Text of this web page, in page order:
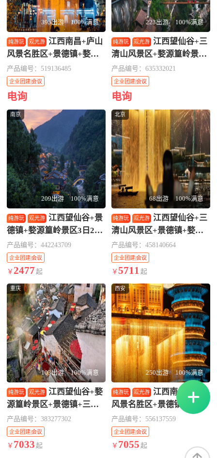
岭镇+望江亭日落
山+庐山+景德镇
城区酒店
395出游 100%满意
纯游玩 观光游
江西南昌+庐山
风景名胜区+景德镇+婺源
+三清山风景区+望仙谷6日
5晚私家团·【别再只盯着远
途了！江西才是被低估的宝
藏目的地】【暑期狂欢开
启！咨询客服立减至高100
0/单】 司导专车 婺女洲+望
仙+三清山+庐山+景德镇
产品编号：519136485
企业团建|会议
亲子研学（跟着课本）
电询
223出游 100%满意
纯游玩 观光游
江西望仙谷+三
清山风景区+婺源篁岭景区
3日2晚自由行·【端午暑期
出行咨询客服，下单享优
惠，福利不等人】8人小团
拼车游 网红望仙谷夜景+三
清山天下秀+四季晒秋人家
篁岭 宿1晚三清山山脚下酒
店+1晚婺源城区酒店
产品编号：635332021
企业团建|会议
亲子研学（跟着课本）
电询
南京
209出游 100%满意
纯游玩 观光游
江西望仙谷+景
德镇+婺源篁岭景区3日2晚
跟团游·12人小团含篁岭索
道住2晚婺源，望仙谷＆陶
瓷博物馆&雕塑瓷厂『篁
产品编号：442243709
企业团建|会议
亲子研学（跟着课本）
￥ 2477 起
北京
68出游 100%满意
纯游玩 观光游
江西望仙谷+三
清山风景区+景德镇+婺源
篁岭景区4日3晚私家团·
【别再观望！世遗景德镇！
咨询客服下单最高立减800
婺女洲 三清山·难易可调 景
德镇 篁岭 1晚三清山+2晚
婺源5钻
产品编号：458140664
企业团建|会议
亲子研学（跟着课本）
￥ 5711 起
重庆
103出游 100%满意
纯游玩 观光游
江西望仙谷+婺
源篁岭景区+景德镇+三清
山风景区5日4晚私家团·
【走遍大江南北，江西拖住
后腿，咨询客服下单立减至
产品编号：383277302
企业团建|会议
亲子研学（跟着课本）
￥ 7033 起
西安
250出游 100%满意
纯游玩 观光游
江西南昌+庐山
风景名胜区+景德镇+婺源
+三清山风景区+望仙谷5日
4晚私家团·【暑期热卖&避
暑胜地 咨询客服领至高优
惠1000元整单&特色伴手
产品编号：556137559
企业团建|会议
亲子研学（跟着课本）
￥ 7055 起